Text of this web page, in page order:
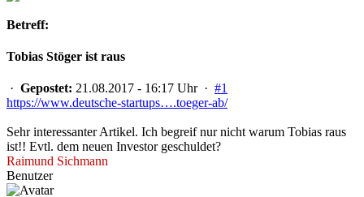
Betreff:
Tobias Stöger ist raus
· Gepostet: 21.08.2017 - 16:17 Uhr · #1
https://www.deutsche-startups….toeger-ab/
Sehr interessanter Artikel. Ich begreif nur nicht warum Tobias raus
ist!! Evtl. dem neuen Investor geschuldet?
Raimund Sichmann
Benutzer